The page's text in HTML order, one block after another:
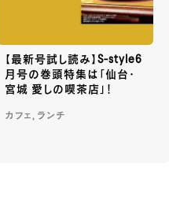
【最新号試し読み】S-style6
月号の巻頭特集は「仙台・
宮城 愛しの喫茶店」！
カフェ, ランチ